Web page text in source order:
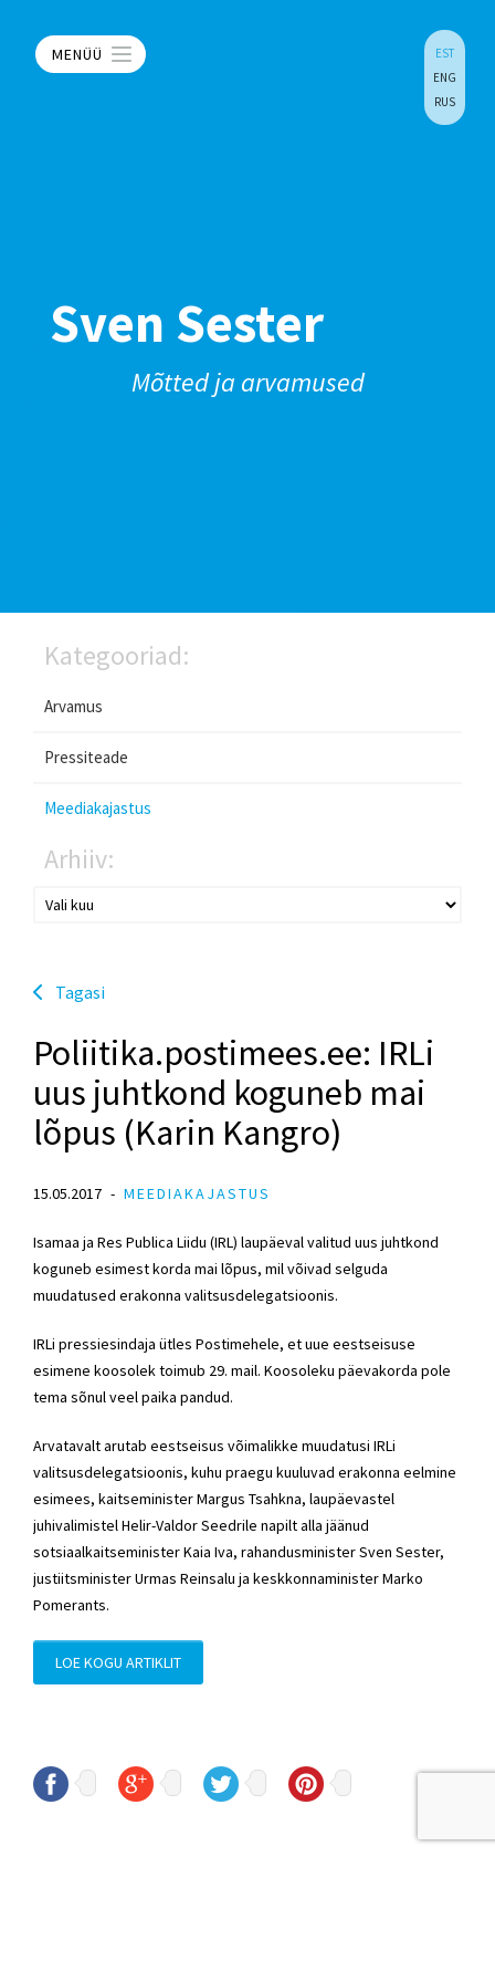
MENÜÜ
EST
ENG
RUS
Sven Sester
Mõtted ja arvamused
Kategooriad:
Arvamus
Pressiteade
Meediakajastus
Arhiiv:
Tagasi
Poliitika.postimees.ee: IRLi
uus juhtkond koguneb mai
lõpus (Karin Kangro)
15.05.2017 MEEDIAKAJASTUS
Isamaa ja Res Publica Liidu (IRL) laupäeval valitud uus juhtkond
koguneb esimest korda mai lõpus, mil võivad selguda
muudatused erakonna valitsusdelegatsioonis.
IRLi pressiesindaja ütles Postimehele, et uue eestseisuse
esimene koosolek toimub 29. mail. Koosoleku päevakorda pole
tema sõnul veel paika pandud.
Arvatavalt arutab eestseisus võimalikke muudatusi IRLi
valitsusdelegatsioonis, kuhu praegu kuuluvad erakonna eelmine
esimees, kaitseminister Margus Tsahkna, laupäevastel
juhivalimistel Helir-Valdor Seedrile napilt alla jäänud
sotsiaalkaitseminister Kaia Iva, rahandusminister Sven Sester,
justiitsminister Urmas Reinsalu ja keskkonnaminister Marko
Pomerants.
LOE KOGU ARTIKLIT